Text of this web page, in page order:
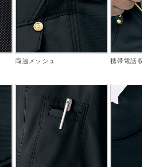
両脇メッシュ 携帯電話